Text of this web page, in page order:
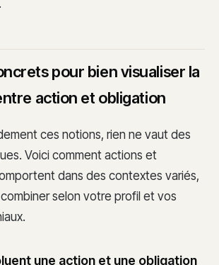
pour bien visualiser la
action et obligation
ces notions, rien ne vaut des
Voici comment actions et
dans des contextes variés,
selon votre profil et vos
une action et une obligation